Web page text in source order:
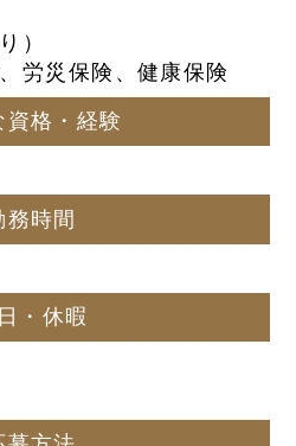
）
労災保険、健康保険
資格・経験
務時間
・休暇